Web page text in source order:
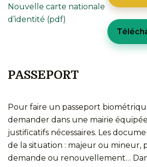
Nouvelle carte nationale
d’identité (pdf)
PASSEPORT
Pour faire un passeport
demander dans une mairie
justificatifs nécessaires. Les
de la situation : majeur ou mineur,
demande ou renouvellement…